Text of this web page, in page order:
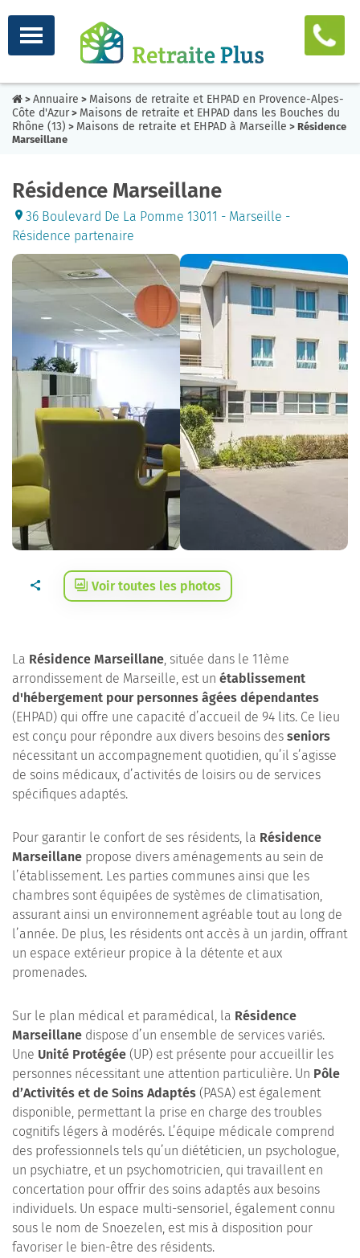
> Annuaire > Maisons de retraite et EHPAD en Provence-Alpes-
Côte d'Azur> Maisons de retraite et EHPAD dans les Bouches du
Rhône (13) > Maisons de retraite et EHPAD à Marseille > Résidence
Marseillane
Résidence Marseillane
36 Boulevard De La Pomme 13011 - Marseille -
Résidence partenaire
Voir toutes les photos
La Résidence Marseillane, située dans le 11ème
arrondissement de Marseille, est un établissement
d'hébergement pour personnes âgées dépendantes
(EHPAD) qui offre une capacité d’accueil de 94 lits. Ce lieu
est conçu pour répondre aux divers besoins des seniors
nécessitant un accompagnement quotidien, qu’il s’agisse
de soins médicaux, d’activités de loisirs ou de services
spécifiques adaptés.
Pour garantir le confort de ses résidents, la Résidence
Marseillane propose divers aménagements au sein de
l’établissement. Les parties communes ainsi que les
chambres sont équipées de systèmes de climatisation,
assurant ainsi un environnement agréable tout au long de
l’année. De plus, les résidents ont accès à un jardin, offrant
un espace extérieur propice à la détente et aux
promenades.
Sur le plan médical et paramédical, la Résidence
Marseillane dispose d’un ensemble de services variés.
Une Unité Protégée (UP) est présente pour accueillir les
personnes nécessitant une attention particulière. Un Pôle
d’Activités et de Soins Adaptés (PASA) est également
disponible, permettant la prise en charge des troubles
cognitifs légers à modérés. L’équipe médicale comprend
des professionnels tels qu’un diététicien, un psychologue,
un psychiatre, et un psychomotricien, qui travaillent en
concertation pour offrir des soins adaptés aux besoins
individuels. Un espace multi-sensoriel, également connu
sous le nom de Snoezelen, est mis à disposition pour
favoriser le bien-être des résidents.